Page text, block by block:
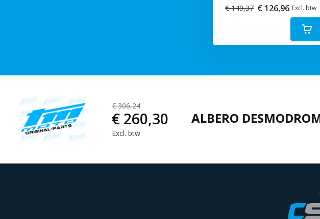
€ 149,37 € 126,96 Excl. btw
€ 306,24
€ 260,30
Excl. btw
ALBERO